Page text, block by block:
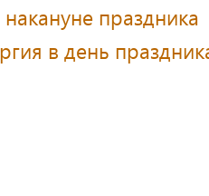
праздника
в день